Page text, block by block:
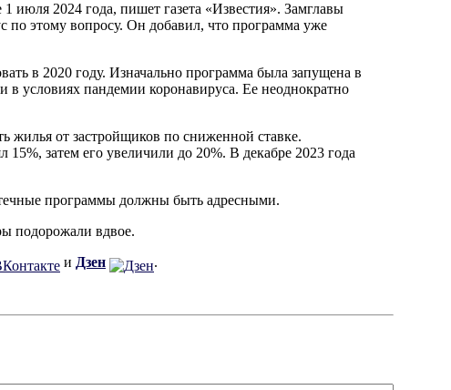
июля 2024 года, пишет газета «Известия». Замглавы
по этому вопросу. Он добавил, что программа уже
в 2020 году. Изначально программа была запущена в
в условиях пандемии коронавируса. Ее неоднократно
жилья от застройщиков по сниженной ставке.
затем его увеличили до 20%. В декабре 2023 года
программы должны быть адресными.
подорожали вдвое.
и Дзен .